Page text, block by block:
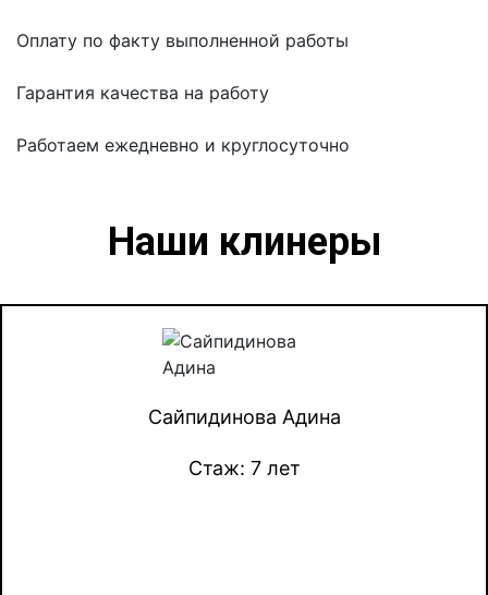
Оплату по факту выполненной работы
Гарантия качества на работу
Работаем ежедневно и круглосуточно
Наши клинеры
Сайпидинова Адина
Стаж: 7 лет